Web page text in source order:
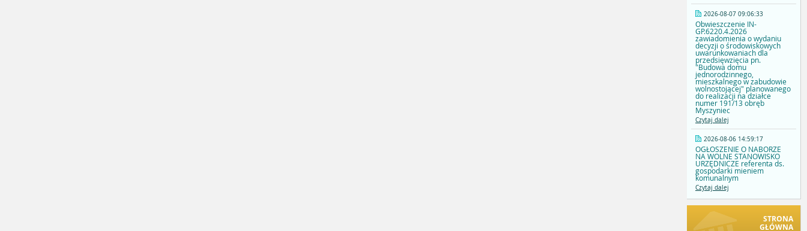
2026-08-07 09:06:33
Obwieszczenie IN-
GP.6220.4.2026
zawiadomienia o wydaniu
decyzji o środowiskowych
uwarunkowaniach dla
przedsięwzięcia pn.
"Budowa domu
jednorodzinnego,
mieszkalnego w zabudowie
wolnostojącej" planowanego
do realizacji na działce
numer 191/13 obręb
Myszyniec
Czytaj dalej
2026-08-06 14:59:17
OGŁOSZENIE O NABORZE
NA WOLNE STANOWISKO
URZĘDNICZE referenta ds.
gospodarki mieniem
komunalnym
Czytaj dalej
STRONA
GŁÓWNA